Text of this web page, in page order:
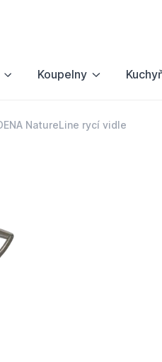
Koupelny
NatureLine rycí vidle